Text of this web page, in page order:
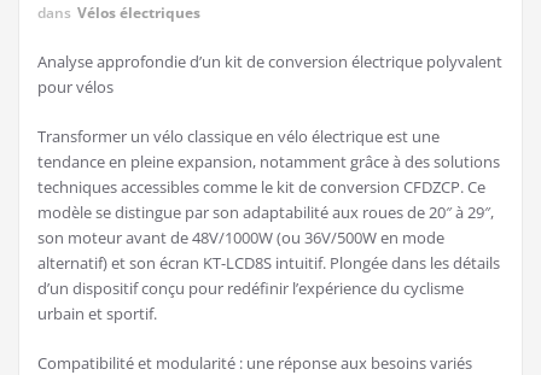
dans Vélos électriques
Analyse approfondie d’un kit de conversion électrique polyvalent
pour vélos
Transformer un vélo classique en vélo électrique est une
tendance en pleine expansion, notamment grâce à des solutions
techniques accessibles comme le kit de conversion CFDZCP. Ce
modèle se distingue par son adaptabilité aux roues de 20″ à 29″,
son moteur avant de 48V/1000W (ou 36V/500W en mode
alternatif) et son écran KT-LCD8S intuitif. Plongée dans les détails
d’un dispositif conçu pour redéfinir l’expérience du cyclisme
urbain et sportif.
Compatibilité et modularité : une réponse aux besoins variés